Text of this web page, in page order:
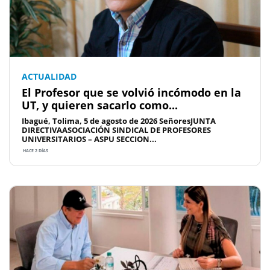
ACTUALIDAD
El Profesor que se volvió incómodo en la
UT, y quieren sacarlo como...
Ibagué, Tolima, 5 de agosto de 2026 SeñoresJUNTA
DIRECTIVAASOCIACIÓN SINDICAL DE PROFESORES
UNIVERSITARIOS – ASPU SECCION...
HACE 2 DÍAS